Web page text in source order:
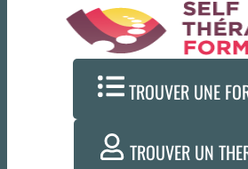
TROUVER UNE
TROUVER UN